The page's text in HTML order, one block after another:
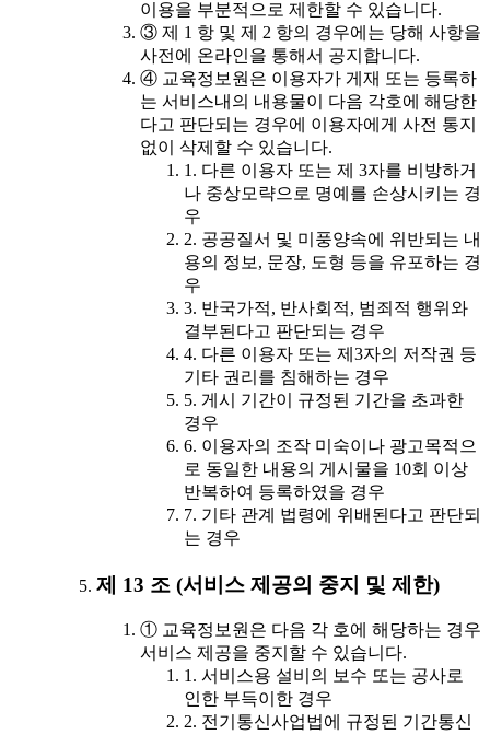
이용을 부분적으로 제한할 수 있습니다.
③ 제 1 항 및 제 2 항의 경우에는 당해 사항을
사전에 온라인을 통해서 공지합니다.
④ 교육정보원은 이용자가 게재 또는 등록하
는 서비스내의 내용물이 다음 각호에 해당한
다고 판단되는 경우에 이용자에게 사전 통지
없이 삭제할 수 있습니다.
1. 다른 이용자 또는 제 3자를 비방하거
나 중상모략으로 명예를 손상시키는 경
우
2. 공공질서 및 미풍양속에 위반되는 내
용의 정보, 문장, 도형 등을 유포하는 경
우
3. 반국가적, 반사회적, 범죄적 행위와
결부된다고 판단되는 경우
4. 다른 이용자 또는 제3자의 저작권 등
기타 권리를 침해하는 경우
5. 게시 기간이 규정된 기간을 초과한
경우
6. 이용자의 조작 미숙이나 광고목적으
로 동일한 내용의 게시물을 10회 이상
반복하여 등록하였을 경우
7. 기타 관계 법령에 위배된다고 판단되
는 경우
제 13 조 (서비스 제공의 중지 및 제한)
① 교육정보원은 다음 각 호에 해당하는 경우
서비스 제공을 중지할 수 있습니다.
1. 서비스용 설비의 보수 또는 공사로
인한 부득이한 경우
2. 전기통신사업법에 규정된 기간통신